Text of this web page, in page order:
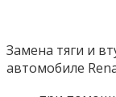
Замена тяги и
автомобиле